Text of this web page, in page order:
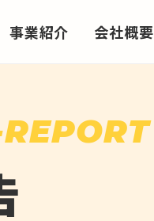
事業紹介 会社概要